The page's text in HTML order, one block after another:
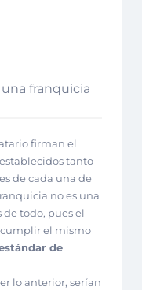
franquicia
firman el
tanto
de cada una de
no es una
todo, pues el
el mismo
de
lo anterior, serían